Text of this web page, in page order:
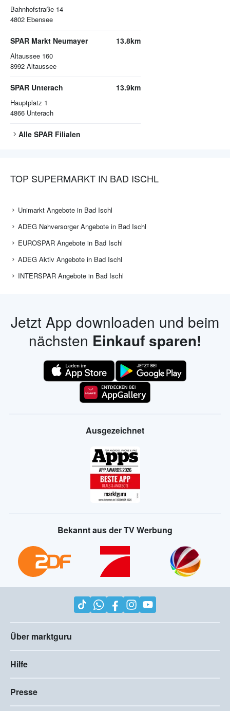
Bahnhofstraße 14
4802 Ebensee
SPAR Markt Neumayer
Altaussee 160
8992 Altaussee
13.8km
SPAR Unterach
Hauptplatz 1
4866 Unterach
13.9km
Alle SPAR Filialen
TOP SUPERMARKT IN BAD ISCHL
Unimarkt Angebote in Bad Ischl
ADEG Nahversorger Angebote in Bad Ischl
EUROSPAR Angebote in Bad Ischl
ADEG Aktiv Angebote in Bad Ischl
INTERSPAR Angebote in Bad Ischl
Jetzt App downloaden und beim
nächsten Einkauf sparen!
Ausgezeichnet
Bekannt aus der TV Werbung
Über marktguru
Hilfe
Presse